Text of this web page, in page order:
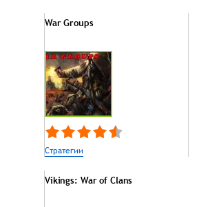
War Groups
Стратегии
Vikings: War of Clans